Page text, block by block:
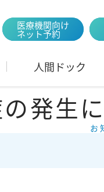
医療機関向け
ネット予約
人間ドック
発生
お